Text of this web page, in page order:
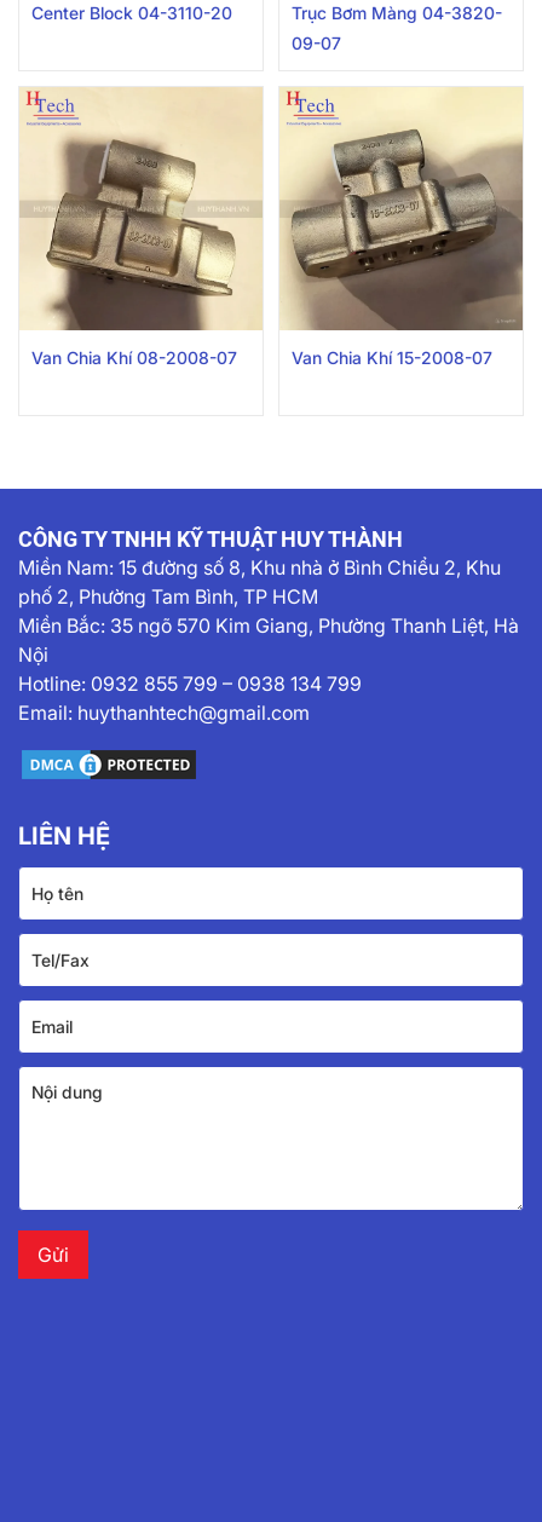
Center Block 04-3110-20
Trục Bơm Màng 04-3820-
09-07
Van Chia Khí 08-2008-07 Van Chia Khí 15-2008-07
CÔNG TY TNHH KỸ THUẬT HUY THÀNH
Miền Nam: 15 đường số 8, Khu nhà ở Bình Chiểu 2, Khu
phố 2, Phường Tam Bình, TP HCM
Miền Bắc: 35 ngõ 570 Kim Giang, Phường Thanh Liệt, Hà
Nội
Hotline: 0932 855 799 – 0938 134 799
Email: huythanhtech@gmail.com
LIÊN HỆ